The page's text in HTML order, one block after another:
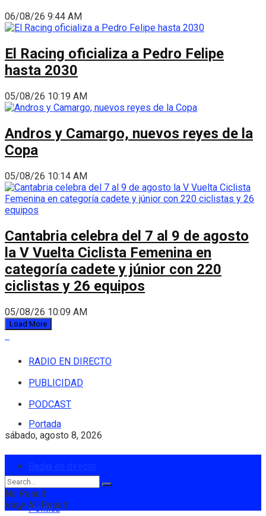
06/08/26 9:44 AM
El Racing oficializa a Pedro Felipe
hasta 2030
05/08/26 10:19 AM
Andros y Camargo, nuevos reyes de la
Copa
05/08/26 10:14 AM
Cantabria celebra del 7 al 9 de agosto
la V Vuelta Ciclista Femenina en
categoría cadete y júnior con 220
ciclistas y 26 equipos
05/08/26 10:09 AM
Load More
RADIO EN DIRECTO
PUBLICIDAD
PODCAST
sábado, agosto 8, 2026
Portada
Política
No Result
View All Result